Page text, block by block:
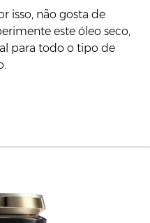
isso, não gosta de
este óleo seco,
para todo o tipo de